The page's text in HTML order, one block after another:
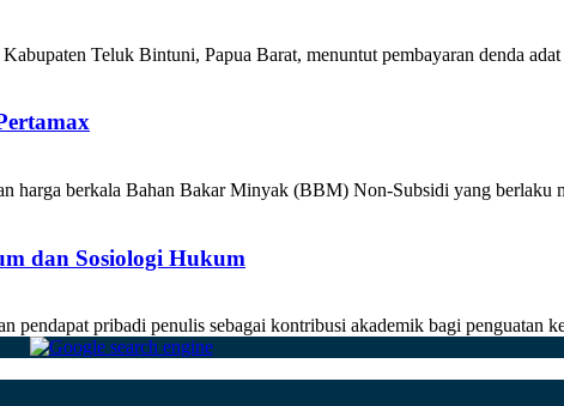
Teluk Bintuni, Papua Barat, menuntut pembayaran denda adat
berkala Bahan Bakar Minyak (BBM) Non-Subsidi yang berlaku
dan Sosiologi Hukum
pribadi penulis sebagai kontribusi akademik bagi penguatan